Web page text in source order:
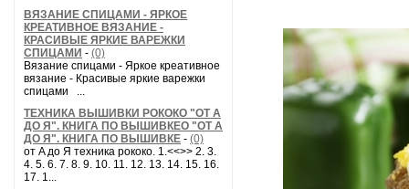
ВЯЗАНИЕ СПИЦАМИ - ЯРКОЕ
КРЕАТИВНОЕ ВЯЗАНИЕ -
КРАСИВЫЕ ЯРКИЕ ВАРЕЖКИ
СПИЦАМИ - (0)
Вязание спицами - Яркое креативное
вязание - Красивые яркие варежки
спицами ...
ТЕХНИКА ВЫШИВКИ РОКОКО "ОТ А
ДО Я". КНИГА ПО ВЫШИВКЕО "ОТ А
ДО Я". КНИГА ПО ВЫШИВКЕ - (0)
от A до Я техника рококо. 1.<<>> 2. 3.
4. 5. 6. 7. 8. 9. 10. 11. 12. 13. 14. 15. 16.
17. 1...